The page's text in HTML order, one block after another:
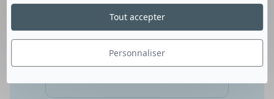
Le recrutement des jeunes
apporter leur première
Personnaliser
Tout accepter